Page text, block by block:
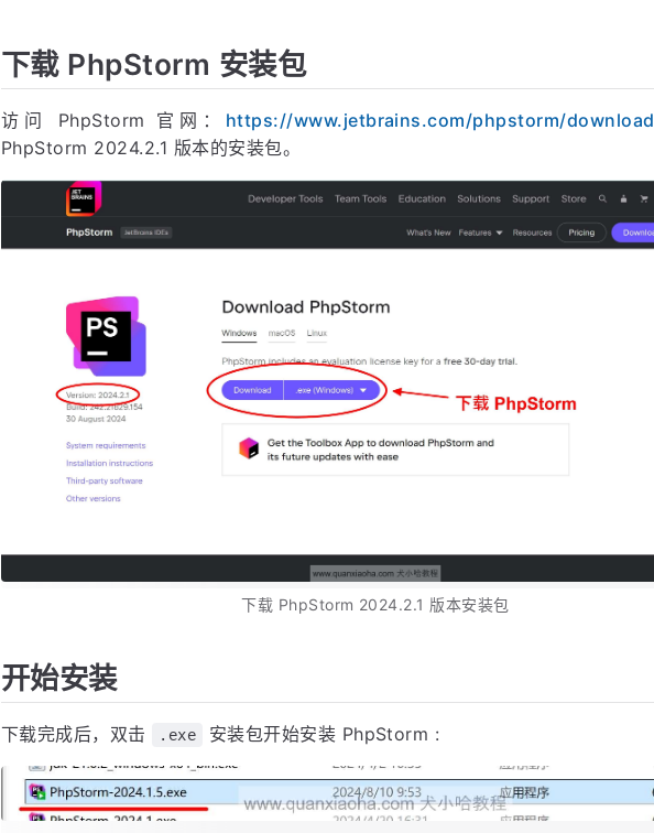
下载 PhpStorm 安装包
访问 PhpStorm 官网： https://www.jetbrains.com/phpstorm/download
PhpStorm 2024.2.1 版本的安装包。
下载 PhpStorm 2024.2.1 版本安装包
开始安装
下载完成后，双击 .exe 安装包开始安装 PhpStorm :